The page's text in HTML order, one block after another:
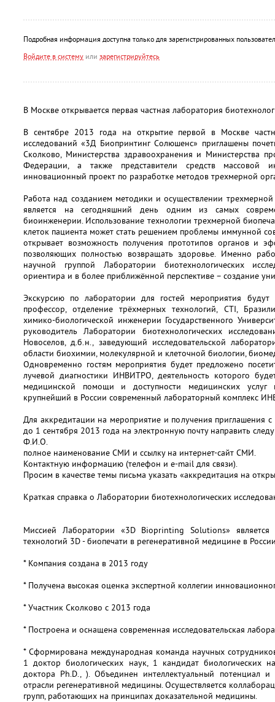
Подробная информация доступна только для зарегистрированных
Войдите в систему или зарегистрируйтесь
В Москве открывается первая частная лаборатория
В сентябре 2013 года на открытие первой в Москве
исследований «3Д Биопринтинг Солюшенс» приглашены
Сколково, Министерства здравоохранения и Министерства
Федерации, а также представители средств массовой
инновационный проект по разработке методов трехмерной
Работа над созданием методики и осуществлении
является на сегодняшний день одним из самых
биоинженерии. Использование технологии трехмерной
клеток пациента может стать решением проблемы иммунной
открывает возможность получения прототипов органов и
позволяющих полностью возвращать здоровье. Именно
научной группой Лаборатории биотехнологических
ориентира и в более приближённой перспективе – создание
Экскурсию по лаборатории для гостей мероприятия
профессор, отделение трёхмерных технологий, CTI,
химико-биологической инженерии Государственного
руководитель Лаборатории биотехнологических
Новоселов, д.б.н., заведующий исследовательской
области биохимии, молекулярной и клеточной биологии,
Одновременно гостям мероприятия будет предложено
лучевой диагностики ИНВИТРО, деятельность которого
медицинской помощи и доступности медицинских
крупнейший в России современный лабораторный комплекс
Для аккредитации на мероприятие и получения приглашения
до 1 сентября 2013 года на электронную почту направить
Ф.И.О.
полное наименование СМИ и ссылку на интернет-сайт СМИ.
Контактную информацию (телефон и e-mail для связи).
Просим в качестве темы письма указать «аккредитация на
Краткая справка о Лаборатории биотехнологических
Миссией Лаборатории «3D Bioprinting Solutions» является
технологий 3D - биопечати в регенеративной медицине в
* Компания создана в 2013 году
* Получена высокая оценка экспертной коллегии
* Участник Сколково с 2013 года
* Построена и оснащена современная исследовательская
* Сформирована международная команда научных
1 доктор биологических наук, 1 кандидат биологических
доктора Ph.D., ). Объединен интеллектуальный потенциал
отрасли регенеративной медицины. Осуществляется
групп, работающих на принципах доказательной медицины.